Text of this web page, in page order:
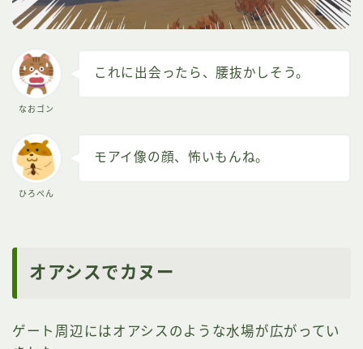
なおゴン
これに出会ったら、腰抜かしそう。
ひろぺん
モアイ像の顔、怖いもんね。
オアシスでカヌー
ゲート周辺にはオアシスのような水場が広がってい